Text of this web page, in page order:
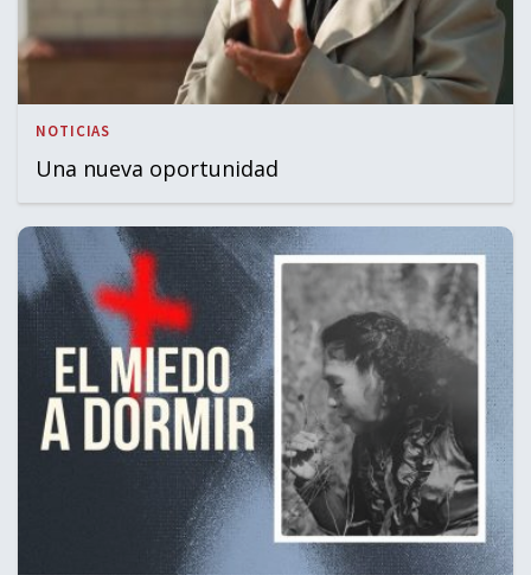
NOTICIAS
Una nueva oportunidad